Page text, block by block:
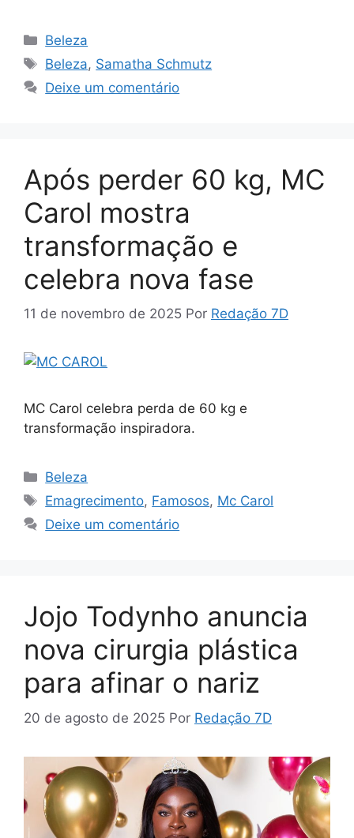
Categorias
Beleza
Tags
Beleza, Samatha Schmutz
Deixe um comentário
Após perder 60 kg, MC
Carol mostra
transformação e
celebra nova fase
11 de novembro de 2025 Por Redação 7D
MC Carol celebra perda de 60 kg e
transformação inspiradora.
Categorias
Beleza
Tags
Emagrecimento, Famosos, Mc Carol
Deixe um comentário
Jojo Todynho anuncia
nova cirurgia plástica
para afinar o nariz
20 de agosto de 2025 Por Redação 7D